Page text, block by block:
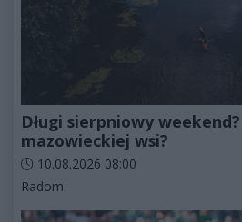
Długi sierpniowy
mazowieckiej wsi?
Data dodania artykułu:
10.08.2026 08:00
Kategorie artykułu:
Radom